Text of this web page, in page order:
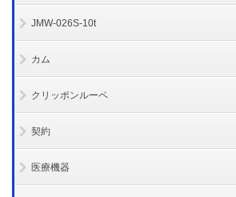
JMW-026S-10t
カム
クリッポンルーペ
契約
医療機器